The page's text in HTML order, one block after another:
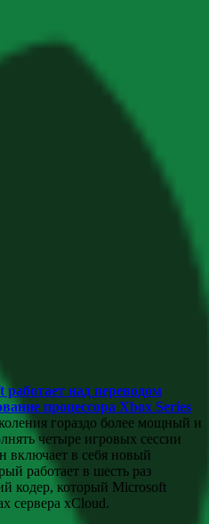
над переводом
процессора Xbox Series
гораздо более мощный и
четыре игровых сессии
включает в себя новый
работает в шесть раз
кодер, который Microsoft
сервера xCloud.